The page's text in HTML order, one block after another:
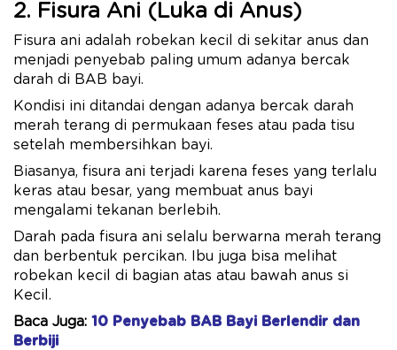
2. Fisura Ani (Luka di Anus)
Fisura ani adalah robekan kecil di sekitar anus dan
menjadi penyebab paling umum adanya bercak
darah di BAB bayi.
Kondisi ini ditandai dengan adanya bercak darah
merah terang di permukaan feses atau pada tisu
setelah membersihkan bayi.
Biasanya, fisura ani terjadi karena feses yang terlalu
keras atau besar, yang membuat anus bayi
mengalami tekanan berlebih.
Darah pada fisura ani selalu berwarna merah terang
dan berbentuk percikan. Ibu juga bisa melihat
robekan kecil di bagian atas atau bawah anus si
Kecil.
Baca Juga: 10 Penyebab BAB Bayi Berlendir dan
Berbiji